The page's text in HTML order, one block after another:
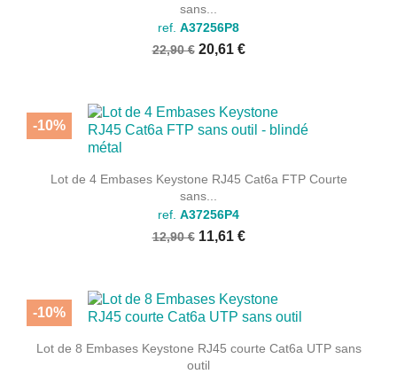
sans...
ref. A37256P8
22,90 € 20,61 €
Lot de 4 Embases Keystone RJ45 Cat6a FTP Courte
sans...
ref. A37256P4
12,90 € 11,61 €
-10%
Lot de 8 Embases Keystone RJ45 courte Cat6a UTP sans
outil
-10%